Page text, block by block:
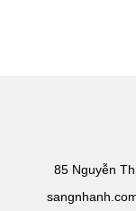
85 Nguyễn